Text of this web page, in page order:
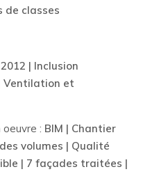
de classes
| Inclusion
Ventilation et
: BIM | Chantier
volumes | Qualité
| 7 façades traitées |